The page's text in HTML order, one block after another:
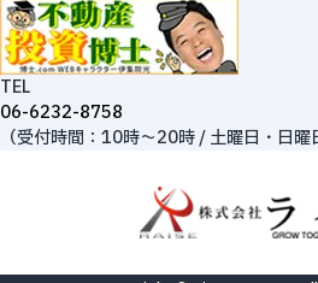
TEL
06-6232-8758
（受付時間：10時～20時 / 土曜日・日曜